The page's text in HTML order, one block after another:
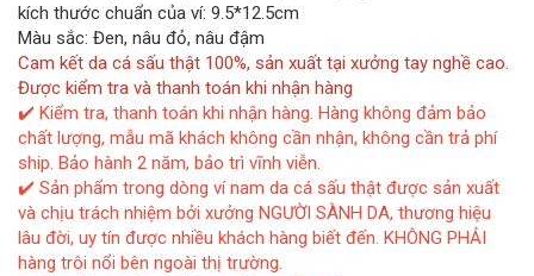
kích thước chuẩn của ví: 9.5*12.5cm
Màu sắc: Đen, nâu đỏ, nâu đậm
Cam kết da cá sấu thật 100%, sản xuất tại xưởng tay nghề cao.
Được kiểm tra và thanh toán khi nhận hàng
✔️ Kiểm tra, thanh toán khi nhận hàng. Hàng không đảm bảo
chất lượng, mẫu mã khách không cần nhận, không cần trả phí
ship. Bảo hành 2 năm, bảo trì vĩnh viễn.
✔️ Sản phẩm trong dòng ví nam da cá sấu thật được sản xuất
và chịu trách nhiệm bởi xưởng NGƯỜI SÀNH DA, thương hiệu
lâu đời, uy tín được nhiều khách hàng biết đến. KHÔNG PHẢI
hàng trôi nổi bên ngoài thị trường.